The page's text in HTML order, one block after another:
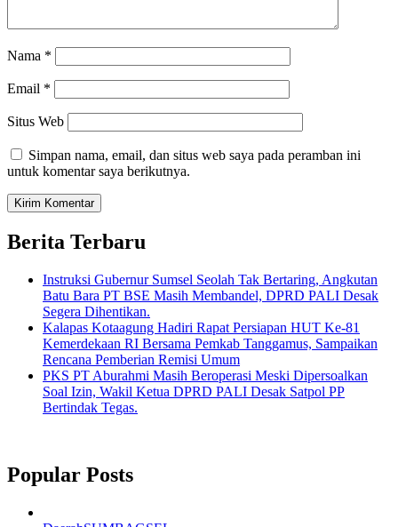
Nama *
Email *
Situs Web
Simpan nama, email, dan situs web saya pada peramban ini
untuk komentar saya berikutnya.
Berita Terbaru
Instruksi Gubernur Sumsel Seolah Tak Bertaring, Angkutan
Batu Bara PT BSE Masih Membandel, DPRD PALI Desak
Segera Dihentikan.
Kalapas Kotaagung Hadiri Rapat Persiapan HUT Ke-81
Kemerdekaan RI Bersama Pemkab Tanggamus, Sampaikan
Rencana Pemberian Remisi Umum
PKS PT Aburahmi Masih Beroperasi Meski Dipersoalkan
Soal Izin, Wakil Ketua DPRD PALI Desak Satpol PP
Bertindak Tegas.
Popular Posts